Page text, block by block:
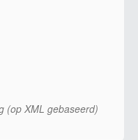
(op XML gebaseerd)